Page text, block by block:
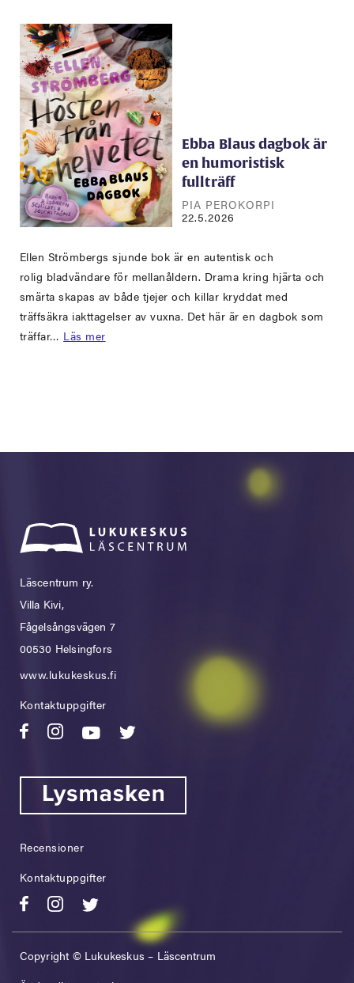
Ebba Blaus dagbok är
en humoristisk
fullträff
PIA PEROKORPI
22.5.2026
Ellen Strömbergs sjunde bok är en autentisk och
rolig bladvändare för mellanåldern. Drama kring hjärta och
smärta skapas av både tjejer och killar kryddat med
träffsäkra iakttagelser av vuxna. Det här är en dagbok som
träffar… Läs mer
Läscentrum ry.
Villa Kivi,
Fågelsångsvägen 7
00530 Helsingfors
www.lukukeskus.fi
Kontaktuppgifter
Recensioner
Kontaktuppgifter
Copyright © Lukukeskus – Läscentrum